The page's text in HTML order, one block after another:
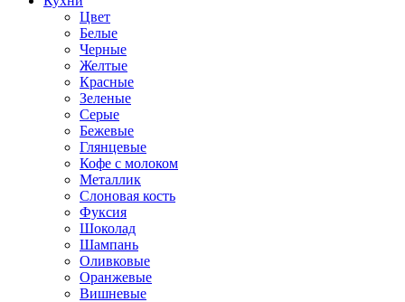
Цвет
Белые
Черные
Желтые
Красные
Зеленые
Серые
Бежевые
Глянцевые
Кофе с молоком
Металлик
Слоновая кость
Фуксия
Шоколад
Шампань
Оливковые
Оранжевые
Вишневые